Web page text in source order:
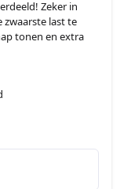
Zeker in
zwaarste last te
tonen en extra